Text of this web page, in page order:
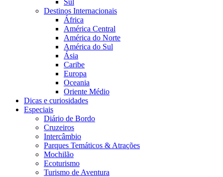
Destinos Internacionais
África
América Central
América do Norte
América do Sul
Ásia
Caribe
Europa
Oceania
Oriente Médio
Dicas e curiosidades
Especiais
Diário de Bordo
Cruzeiros
Intercâmbio
Parques Temáticos & Atrações
Mochilão
Ecoturismo
Turismo de Aventura